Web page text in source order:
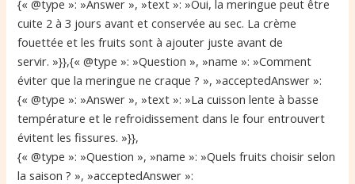
{« @type »: »Answer », »text »: »Oui, la meringue peut être
cuite 2 à 3 jours avant et conservée au sec. La crème
fouettée et les fruits sont à ajouter juste avant de
servir. »}},{« @type »: »Question », »name »: »Comment
éviter que la meringue ne craque ? », »acceptedAnswer »:
{« @type »: »Answer », »text »: »La cuisson lente à basse
température et le refroidissement dans le four entrouvert
évitent les fissures. »}},
{« @type »: »Question », »name »: »Quels fruits choisir selon
la saison ? », »acceptedAnswer »: